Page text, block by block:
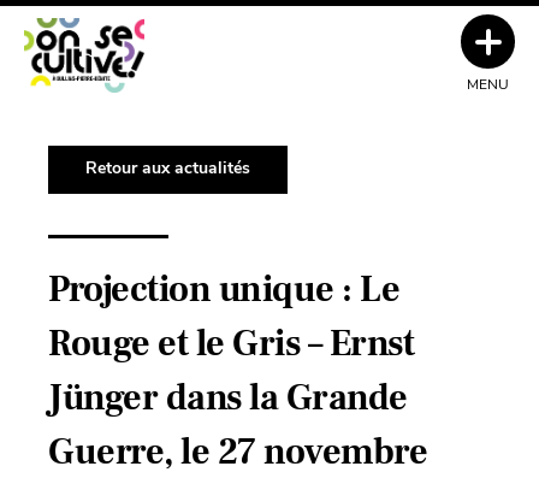
Retour aux actualités
Projection unique : Le
Rouge et le Gris – Ernst
Jünger dans la Grande
Guerre, le 27 novembre
MENU